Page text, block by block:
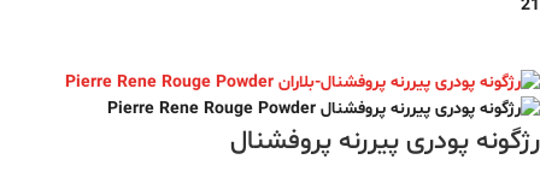
21
رژگونه پودری پیررنه پروفشنال